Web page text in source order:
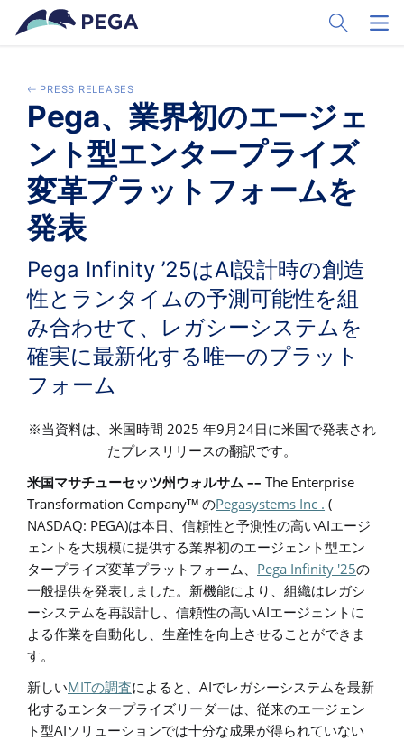
Passer directement au contenu principal
Toggle
PRESS RELEASES
Pega、業界初のエージェ
ント型エンタープライズ
変革プラットフォームを
発表
Pega Infinity ’25はAI設計時の創造
性とランタイムの予測可能性を組
み合わせて、レガシーシステムを
確実に最新化する唯一のプラット
フォーム
※当資料は、米国時間 2025 年9月 24日に米国で発表され
たプレスリリースの翻訳です。
米国マサチューセッツ州ウォルサム –– The Enterprise
Transformation CompanyTM のPegasystems Inc . (
NASDAQ: PEGA)は本日、信頼性と予測性の高いAIエージ
ェントを大規模に提供する業界初のエージェント型エン
タープライズ変革プラットフォーム、 Pega Infinity '25の
一般提供を発表しました。新機能により、組織はレガシ
ーシステムを再設計し、信頼性の高いAIエージェントに
よる作業を自動化し、生産性を向上させることができま
す。
新しいMITの調査によると、 AIでレガシーシステムを最新
化するエンタープライズリーダーは、 従来のエージェン
ト型AIソリューションでは十分な成果が得られていない